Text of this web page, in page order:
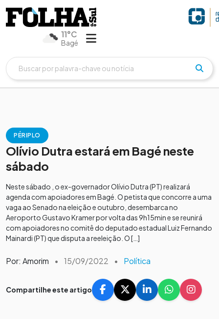
11°C
Bagé
PÉRIPLO
Olívio Dutra estará em Bagé neste
sábado
Neste sábado , o ex-governador Olívio Dutra (PT) realizará
agenda com apoiadores em Bagé. O petista que concorre a uma
vaga ao Senado na eleição e outubro, desembarca no
Aeroporto Gustavo Kramer por volta das 9h15min e se reunirá
com apoiadores no comitê do deputado estadual Luiz Fernando
Mainardi (PT) que disputa a reeleição. O […]
Por: Amorim • 15/09/2022 • Política
Compartilhe este artigo